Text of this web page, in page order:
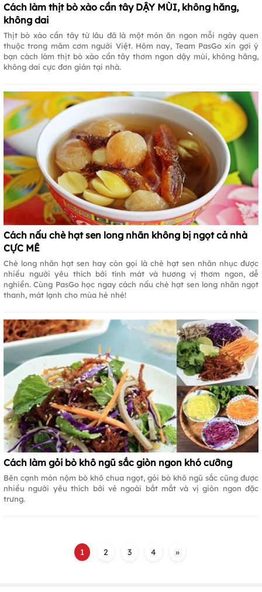
Cách làm thịt bò xào cần tây DẬY MÙI, không hăng,
không dai
Thịt bò xào cần tây từ lâu đã là một món ăn ngon mỗi ngày quen
thuộc trong mâm cơm người Việt. Hôm nay, Team PasGo xin gợi ý
bạn cách làm thịt bò xào cần tây thơm ngon dậy mùi, không hăng,
không dai cực đơn giản tại nhà.
Cách nấu chè hạt sen long nhãn không bị ngọt cả nhà
CỰC MÊ
Chè long nhãn hạt sen hay còn gọi là chè hạt sen nhãn nhục được
nhiều người yêu thích bởi tính mát và hương vị thơm ngon, dễ
nghiền. Cùng PasGo học ngay cách nấu chè hạt sen long nhãn ngọt
thanh, mát lạnh cho mùa hè nhé!
Cách làm gỏi bò khô ngũ sắc giòn ngon khó cưỡng
Bên cạnh món nộm bò khô chua ngọt, gỏi bò khô ngũ sắc cũng được
nhiều người yêu thích bởi vẻ ngoài bắt mắt và vị giòn ngon đặc
trưng.
1 2 3 4 »